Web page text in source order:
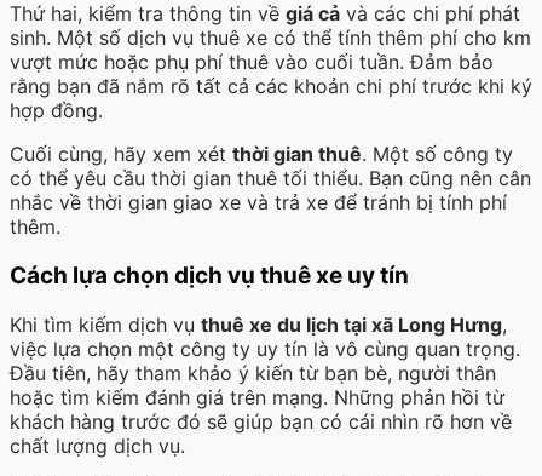
Thứ hai, kiểm tra thông tin về giá cả và các chi phí phát
sinh. Một số dịch vụ thuê xe có thể tính thêm phí cho km
vượt mức hoặc phụ phí thuê vào cuối tuần. Đảm bảo
rằng bạn đã nắm rõ tất cả các khoản chi phí trước khi ký
hợp đồng.
Cuối cùng, hãy xem xét thời gian thuê. Một số công ty
có thể yêu cầu thời gian thuê tối thiểu. Bạn cũng nên cân
nhắc về thời gian giao xe và trả xe để tránh bị tính phí
thêm.
Cách lựa chọn dịch vụ thuê xe uy tín
Khi tìm kiếm dịch vụ thuê xe du lịch tại xã Long Hưng,
việc lựa chọn một công ty uy tín là vô cùng quan trọng.
Đầu tiên, hãy tham khảo ý kiến từ bạn bè, người thân
hoặc tìm kiếm đánh giá trên mạng. Những phản hồi từ
khách hàng trước đó sẽ giúp bạn có cái nhìn rõ hơn về
chất lượng dịch vụ.